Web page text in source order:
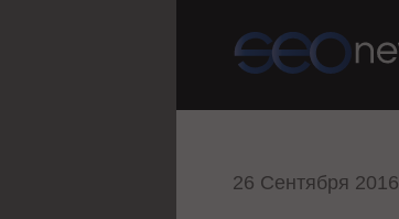
26 Сентября 2016